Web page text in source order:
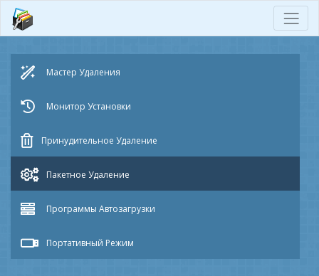
Мастер Удаления
Монитор Установки
Принудительное Удаление
Пакетное Удаление
Программы Автозагрузки
Портативный Режим